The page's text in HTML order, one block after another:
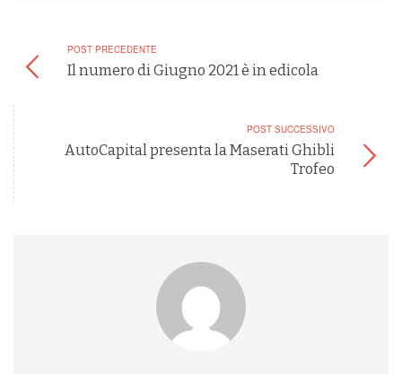
POST PRECEDENTE
Il numero di Giugno 2021 è in edicola
POST SUCCESSIVO
AutoCapital presenta la Maserati Ghibli
Trofeo